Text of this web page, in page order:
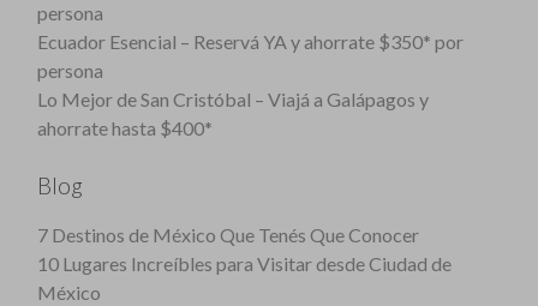
persona
Ecuador Esencial – Reservá YA y ahorrate $350* por
persona
Lo Mejor de San Cristóbal – Viajá a Galápagos y
ahorrate hasta $400*
Blog
7 Destinos de México Que Tenés Que Conocer
10 Lugares Increíbles para Visitar desde Ciudad de
México